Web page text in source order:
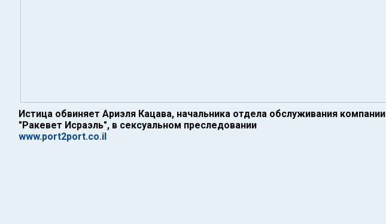
Истица обвиняет Ариэля Кацава, начальника отдела обслуживания компании
"Ракевет Исраэль", в сексуальном преследовании
www.port2port.co.il